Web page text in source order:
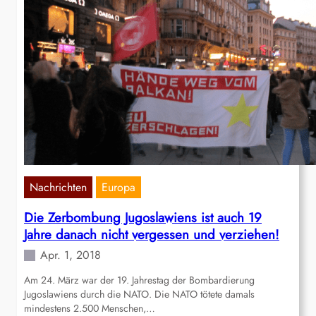
Nachrichten Europa
Die Zerbombung Jugoslawiens ist auch 19
Jahre danach nicht vergessen und verziehen!
Apr. 1, 2018
Am 24. März war der 19. Jahrestag der Bombardierung
Jugoslawiens durch die NATO. Die NATO tötete damals
mindestens 2.500 Menschen,…